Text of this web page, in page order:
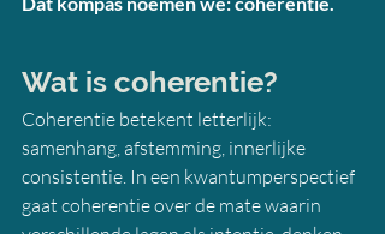
Wat is coherentie?
Coherentie betekent letterlijk:
samenhang, afstemming, innerlijke
consistentie. In een kwantumperspectief
gaat coherentie over de mate waarin